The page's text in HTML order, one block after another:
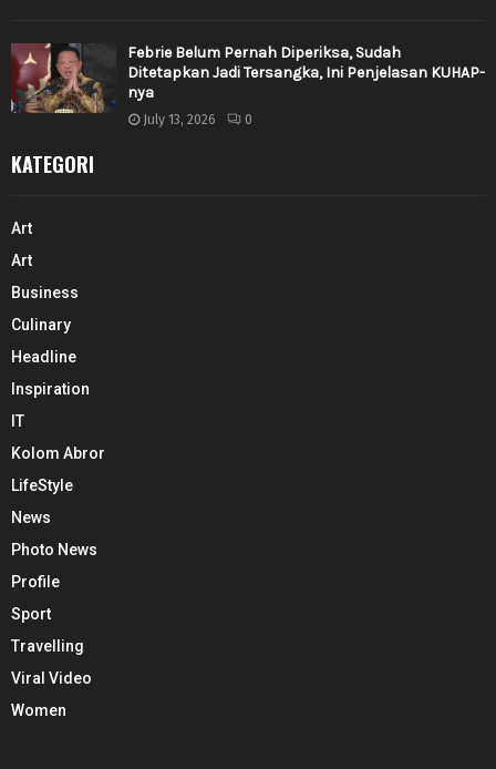
Febrie Belum Pernah Diperiksa, Sudah
Ditetapkan Jadi Tersangka, Ini Penjelasan KUHAP-
nya
July 13, 2026 0
KATEGORI
Art
Art
Business
Culinary
Headline
Inspiration
IT
Kolom Abror
LifeStyle
News
Photo News
Profile
Sport
Travelling
Viral Video
Women